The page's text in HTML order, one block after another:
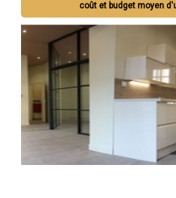
coût et budget moyen